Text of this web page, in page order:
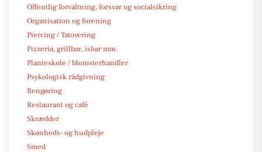
Offentlig forvaltning, forsvar og socialsikring
Organisation og forening
Piercing / Tatovering
Pizzeria, grillbar, isbar mm.
Planteskole / blomsterhandler
Psykologisk rådgivning
Rengøring
Restaurant og café
Skrædder
Skønheds- og hudpleje
Smed